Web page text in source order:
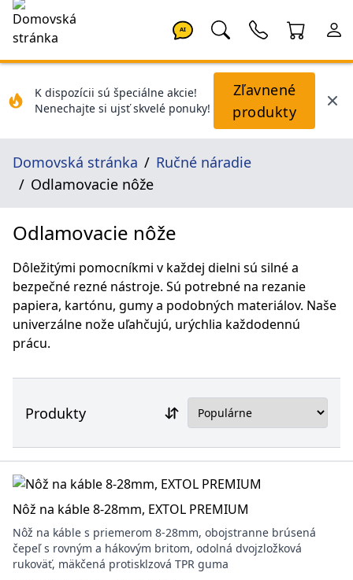
AI
K dispozícii sú špeciálne akcie!
Nenechajte si ujsť skvelé ponuky!
Zľavnené
produkty
Domovská stránka
Ručné náradie
Odlamovacie nôže
Odlamovacie nôže
Dôležitými pomocníkmi v každej dielni sú silné a
bezpečné rezné nástroje. Sú potrebné na rezanie
papiera, kartónu, gumy a podobných materiálov. Naše
univerzálne nože uľahčujú, urýchlia každodennú
prácu.
Produkty
Nôž na káble 8-28mm, EXTOL PREMIUM
Nôž na káble s priemerom 8-28mm, obojstranne brúsená
čepeľ s rovným a hákovým britom, odolná dvojzložková
rukoväť, mäkčená protisklzová TPR guma